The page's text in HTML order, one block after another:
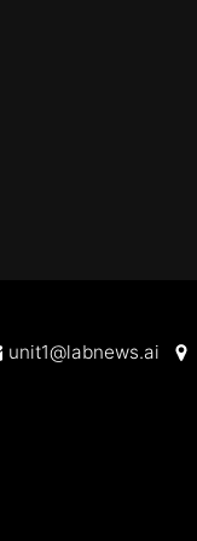
unit1@labnews.ai